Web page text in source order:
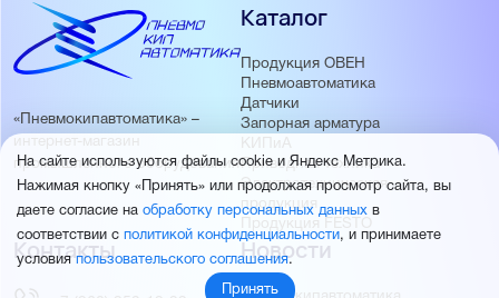
«Пневмокипавтоматика» –
интернет-магазин
промышленного оборудования
Каталог
Продукция ОВЕН
Пневмоавтоматика
Датчики
Запорная арматура
КИПиА
Приводная техника
Электротехническая
продукция
Продукция FESTO
Новости
Контакты
На сайте используются файлы cookie и Яндекс Метрика.
Нажимая кнопку «Принять» или продолжая просмотр сайта, вы
даете согласие на обработку персональных данных в
соответствии с политикой конфиденциальности, и принимаете
условияпользовательского соглашения.
Принять